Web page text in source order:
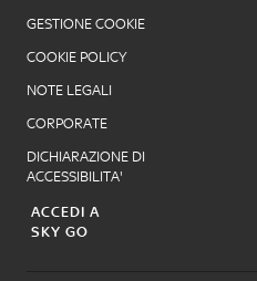
GESTIONE COOKIE
COOKIE POLICY
NOTE LEGALI
CORPORATE
DICHIARAZIONE DI
ACCESSIBILITA'
ACCEDI A
SKY GO